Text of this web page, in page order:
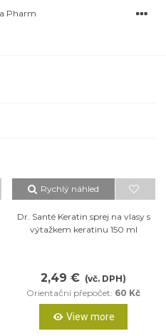
Rychlý náhled
Dr. Santé Keratin sprej na vlasy s
výtažkem keratinu 150 ml
2,49 € (vč. DPH)
Orientační přepočet: 60 Kč
View more